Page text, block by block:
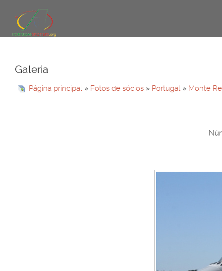
Galeria
Página principal » Fotos de sócios » Portugal » Monte